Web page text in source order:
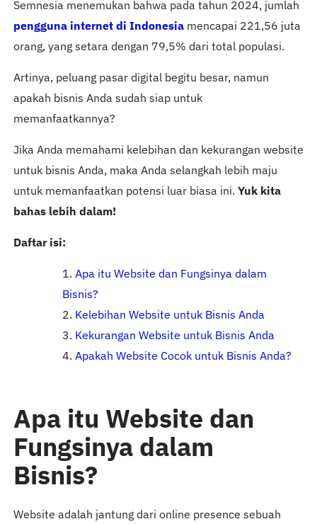
Semnesia menemukan bahwa pada tahun 2024, jumlah
pengguna internet di Indonesiamencapai 221,56 juta
orang, yang setara dengan 79,5% dari total populasi.
Artinya, peluang pasar digital begitu besar, namun
apakah bisnis Anda sudah siap untuk
memanfaatkannya?
Jika Anda memahami kelebihan dan kekurangan website
untuk bisnis Anda, maka Anda selangkah lebih maju
untuk memanfaatkan potensi luar biasa ini. Yuk kita
bahas lebih dalam!
Daftar isi:
Apa itu Website dan Fungsinya dalam
Bisnis?
Kelebihan Website untuk Bisnis Anda
Kekurangan Website untuk Bisnis Anda
Apakah Website Cocok untuk Bisnis Anda?
Apa itu Website dan
Fungsinya dalam
Bisnis?
Website adalah jantung dari online presence sebuah